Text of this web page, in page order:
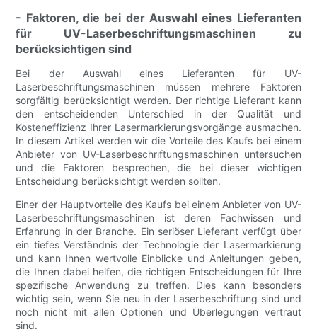
- Faktoren, die bei der Auswahl eines Lieferanten
für UV-Laserbeschriftungsmaschinen zu
berücksichtigen sind
Bei der Auswahl eines Lieferanten für UV-
Laserbeschriftungsmaschinen müssen mehrere Faktoren
sorgfältig berücksichtigt werden. Der richtige Lieferant kann
den entscheidenden Unterschied in der Qualität und
Kosteneffizienz Ihrer Lasermarkierungsvorgänge ausmachen.
In diesem Artikel werden wir die Vorteile des Kaufs bei einem
Anbieter von UV-Laserbeschriftungsmaschinen untersuchen
und die Faktoren besprechen, die bei dieser wichtigen
Entscheidung berücksichtigt werden sollten.
Einer der Hauptvorteile des Kaufs bei einem Anbieter von UV-
Laserbeschriftungsmaschinen ist deren Fachwissen und
Erfahrung in der Branche. Ein seriöser Lieferant verfügt über
ein tiefes Verständnis der Technologie der Lasermarkierung
und kann Ihnen wertvolle Einblicke und Anleitungen geben,
die Ihnen dabei helfen, die richtigen Entscheidungen für Ihre
spezifische Anwendung zu treffen. Dies kann besonders
wichtig sein, wenn Sie neu in der Laserbeschriftung sind und
noch nicht mit allen Optionen und Überlegungen vertraut
sind.